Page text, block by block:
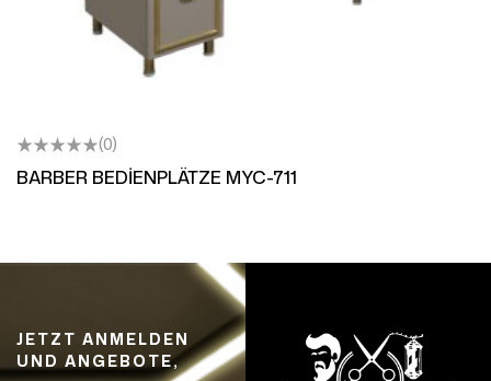
(0)
BARBER BEDİENPLÄTZE MYC-711
JETZT ANMELDEN
UND ANGEBOTE,